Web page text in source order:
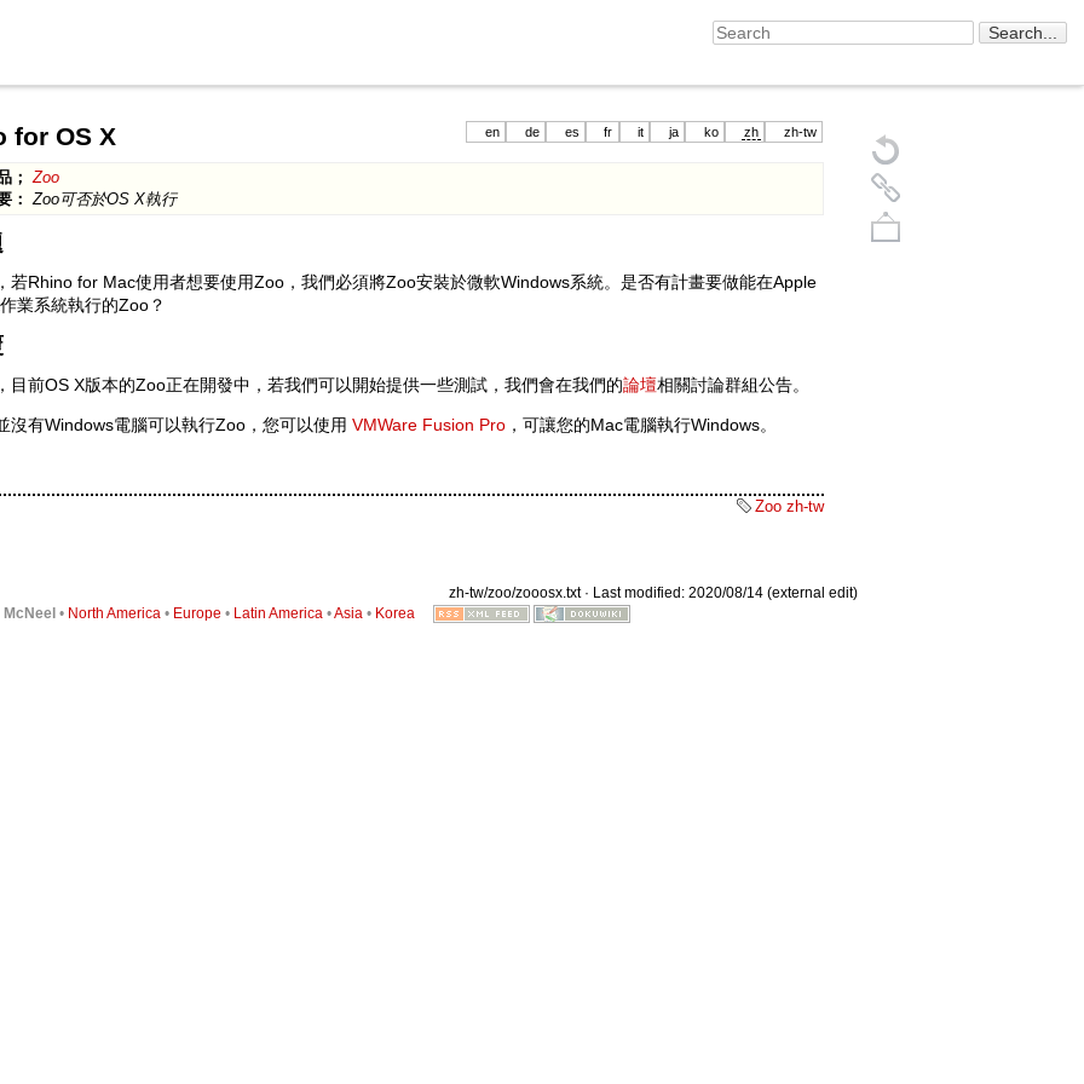
en de es fr it ja ko zh zh-tw
for OS X
；
Zoo
：
Zoo可否於OS X執行
若Rhino for Mac使用者想要使用Zoo，我們必須將Zoo安裝於微軟Windows系統。是否有計畫要做能在Apple
業系統執行的Zoo？
目前OS X版本的Zoo正在開發中，若我們可以開始提供一些測試，我們會在我們的論壇相關討論群組公告。
沒有Windows電腦可以執行Zoo，您可以使用 VMWare Fusion Pro ，可讓您的Mac電腦執行Windows。
Zoo zh-tw
zh-tw/zoo/zooosx.txt· Last modified: 2020/08/14 (external edit)
McNeel • North America• Europe • Latin America•Asia• Korea